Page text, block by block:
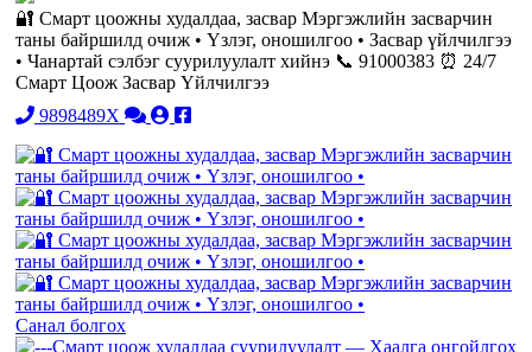
🔐 Смарт цоожны худалдаа, засвар Мэргэжлийн засварчин
таны байршилд очиж • Үзлэг, оношилгоо • Засвар үйлчилгээ
• Чанартай сэлбэг суурилуулалт хийнэ 📞 91000383 ⏰ 24/7
Смарт Цоож Засвар Үйлчилгээ
9898489X
Санал болгох